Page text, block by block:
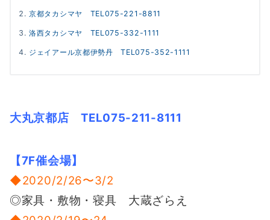
京都タカシマヤ TEL075-221-8811
洛西タカシマヤ TEL075-332-1111
ジェイアール京都伊勢丹 TEL075-352-1111
大丸京都店 TEL075-211-8111
【7F催会場】
◆2020/2/26〜3/2
◎家具・敷物・寝具 大蔵ざらえ